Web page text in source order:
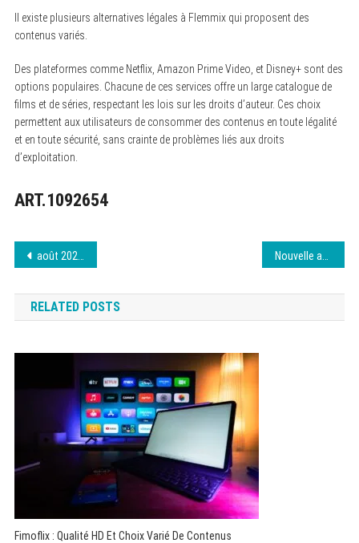
Il existe plusieurs alternatives légales à Flemmix qui proposent des
contenus variés.
Des plateformes comme Netflix, Amazon Prime Video, et Disney+ sont des
options populaires. Chacune de ces services offre un large catalogue de
films et de séries, respectant les lois sur les droits d’auteur. Ces choix
permettent aux utilisateurs de consommer des contenus en toute légalité
et en toute sécurité, sans crainte de problèmes liés aux droits
d’exploitation.
ART.1092654
Navigation
de
l’article
août 2026 – Alternatives à Cpasbien à connaître
RELATED POSTS
Fimoflix : Qualité HD Et Choix Varié De Contenus